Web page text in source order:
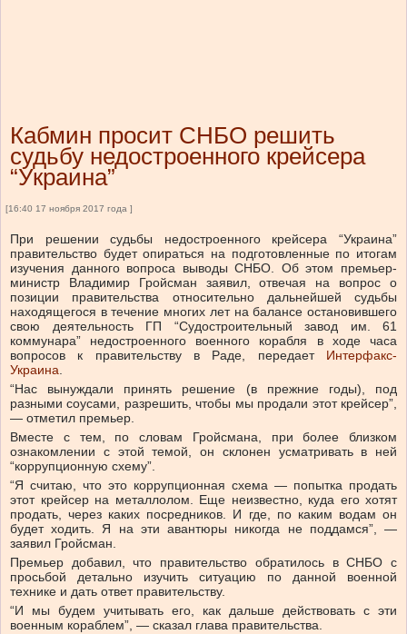
Кабмин просит СНБО решить
судьбу недостроенного крейсера
“Украина”
[16:40 17 ноября 2017 года ]
При решении судьбы недостроенного крейсера “Украина”
правительство будет опираться на подготовленные по итогам
изучения данного вопроса выводы СНБО. Об этом премьер-
министр Владимир Гройсман заявил, отвечая на вопрос о
позиции правительства относительно дальнейшей судьбы
находящегося в течение многих лет на балансе остановившего
свою деятельность ГП “Судостроительный завод им. 61
коммунара” недостроенного военного корабля в ходе часа
вопросов к правительству в Раде, передает Интерфакс-
Украина.
“Нас вынуждали принять решение (в прежние годы), под
разными соусами, разрешить, чтобы мы продали этот крейсер”,
— отметил премьер.
Вместе с тем, по словам Гройсмана, при более близком
ознакомлении с этой темой, он склонен усматривать в ней
“коррупционную схему”.
“Я считаю, что это коррупционная схема — попытка продать
этот крейсер на металлолом. Еще неизвестно, куда его хотят
продать, через каких посредников. И где, по каким водам он
будет ходить. Я на эти авантюры никогда не поддамся”, —
заявил Гройсман.
Премьер добавил, что правительство обратилось в СНБО c
просьбой детально изучить ситуацию по данной военной
технике и дать ответ правительству.
“И мы будем учитывать его, как дальше действовать с эти
военным кораблем”, — сказал глава правительства.